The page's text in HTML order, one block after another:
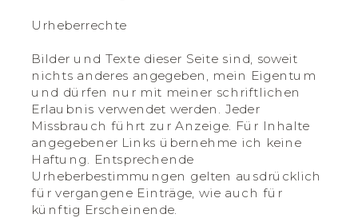
Urheberrechte
Bilder und Texte dieser Seite sind, soweit
nichts anderes angegeben, mein Eigentum
und dürfen nur mit meiner schriftlichen
Erlaubnis verwendet werden. Jeder
Missbrauch führt zur Anzeige. Für Inhalte
angegebener Links übernehme ich keine
Haftung. Entsprechende
Urheberbestimmungen gelten ausdrücklich
für vergangene Einträge, wie auch für
künftig Erscheinende.